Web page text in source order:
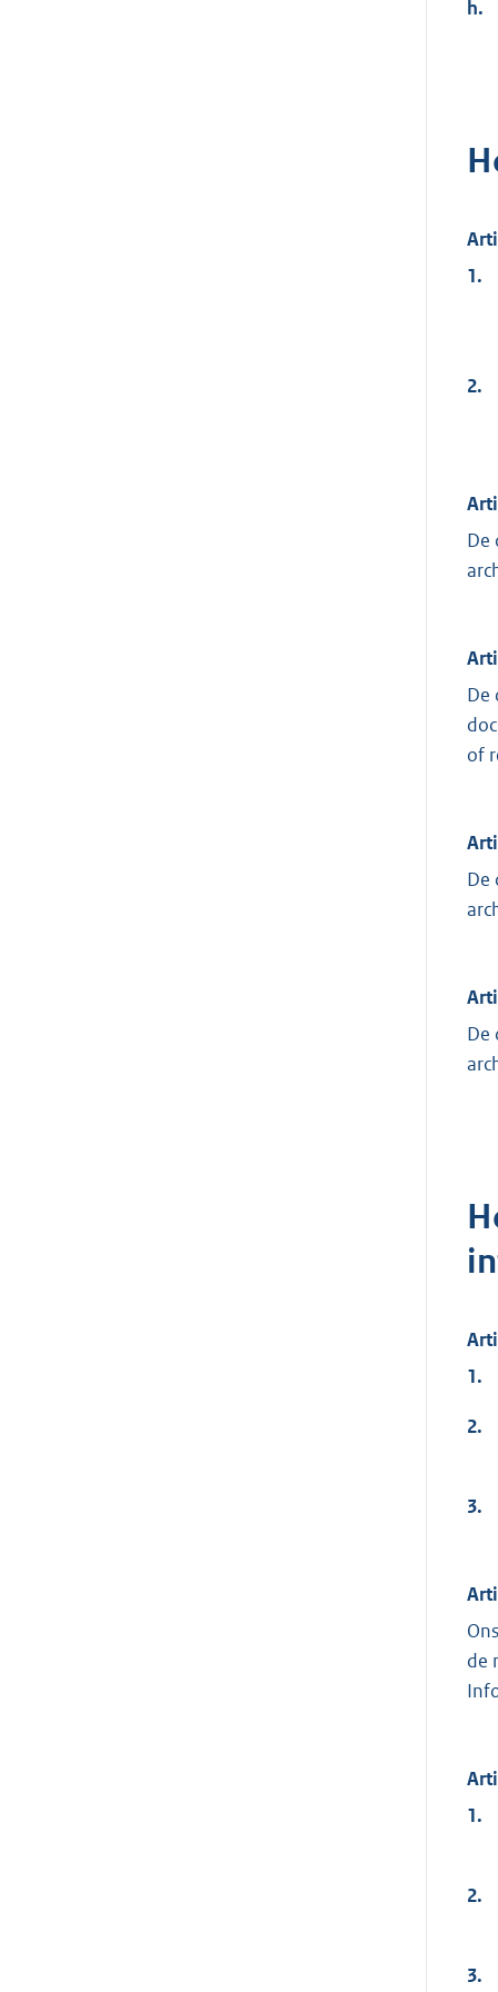
h.
1.
2.
De
De
of
De
De
1.
2.
3.
de
1.
2.
3.